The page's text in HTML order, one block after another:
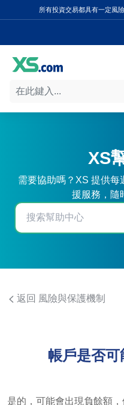
所有投資交易都具有一定風
XS
需要協助嗎？XS 提供每
援服務，隨
返回 風險與保護機制
帳戶是否可
是的，可能會出現負餘額